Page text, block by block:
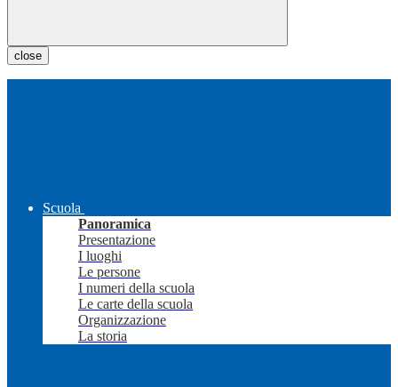
close
Scuola
Panoramica
Presentazione
I luoghi
Le persone
I numeri della scuola
Le carte della scuola
Organizzazione
La storia